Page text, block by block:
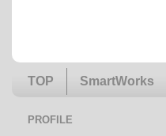
TOP SmartWorks
PROFILE